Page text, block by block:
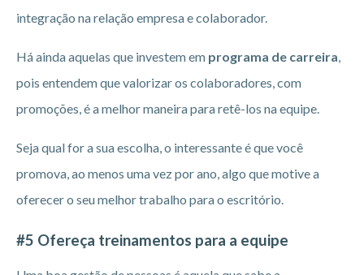
integração na relação empresa e colaborador.
Há ainda aquelas que investem em programa de carreira,
pois entendem que valorizar os colaboradores, com
promoções, é a melhor maneira para retê-los na equipe.
Seja qual for a sua escolha, o interessante é que você
promova, ao menos uma vez por ano, algo que motive a
oferecer o seu melhor trabalho para o escritório.
#5 Ofereça treinamentos para a equipe